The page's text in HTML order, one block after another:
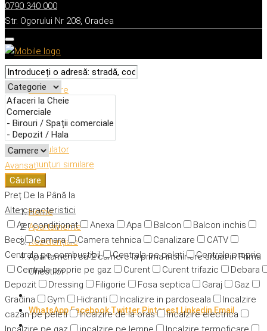
0790 340 000
Str. Ogorului Nr 208, Oradea
Avansat
Căutare
Preț De la Până la
Alte caracteristici
Aer condiționat
Anexa Apa Balcon
Balcon inchis
Beci
Camara Camera tehnica Canalizare
CATV
Centrala pe combustibil
Centrala pe peleti
Centrala proprie
Centrala proprie pe gaz
Curent Curent trifazic
Debara
Depozit
Dressing Filigorie Fosa septica Garaj
Gaz
Gradina
Gym Hidranti Incalizire in pardoseala
Incalzire
cazan pe peleti
Incalzire de la oras
Incalzire electrica
Descriere
Caracteristici
Adresă
Detalii
Calculator
Anunțuri similare
Home
Apartamente
Rezidențiale
Apartament cu 2 camere la prima inchiriere situat in Prima
Onestilor
WhatsAppFacebook Twitter Pinterest Linkedin Email